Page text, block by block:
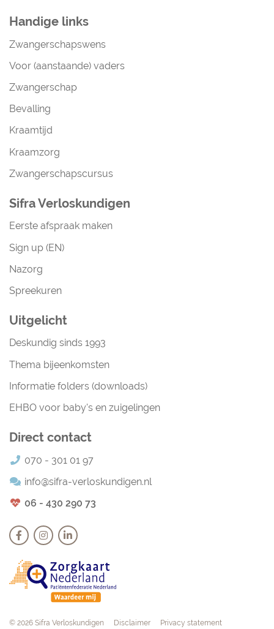
Handige links
Zwangerschapswens
Voor (aanstaande) vaders
Zwangerschap
Bevalling
Kraamtijd
Kraamzorg
Zwangerschapscursus
Sifra Verloskundigen
Eerste afspraak maken
Sign up (EN)
Nazorg
Spreekuren
Uitgelicht
Deskundig sinds 1993
Thema bijeenkomsten
Informatie folders (downloads)
EHBO voor baby's en zuigelingen
Direct contact
070 - 301 01 97
info@sifra-verloskundigen.nl
06 - 430 290 73
Navigation
© 2026 Sifra Verloskundigen Disclaimer Privacy statement